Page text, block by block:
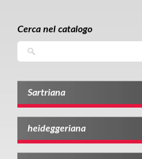
Cerca nel catalogo
Cerca
Sartriana
heideggeriana